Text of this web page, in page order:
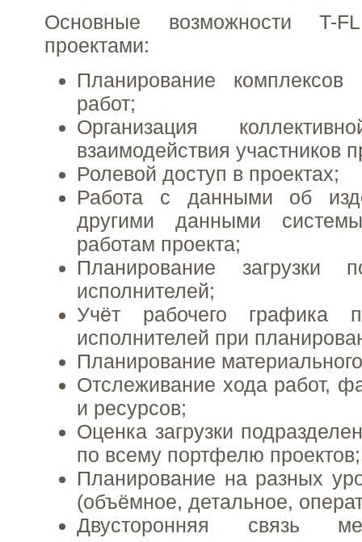
Основные возможности T-
проектами:
Планирование комплексов
работ;
Организация
взаимодействия участников
Ролевой доступ в проектах;
Работа с данными об
другими данными
работам проекта;
Планирование загрузки
исполнителей;
Учёт рабочего графика
исполнителей при
Планирование
Отслеживание хода работ,
и ресурсов;
Оценка загрузки
по всему портфелю проектов;
Планирование на разных
(объёмное, детальное,
Двусторонняя связь